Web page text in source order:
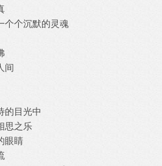
个个沉默的灵魂
间
的目光中
思之乐
眼睛